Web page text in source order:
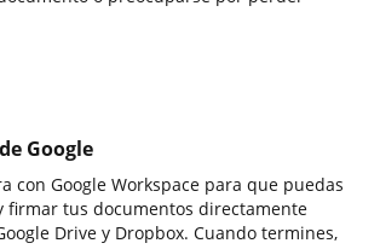
Google
con Google Workspace para que puedas
firmar tus documentos directamente
Drive y Dropbox. Cuando termines,